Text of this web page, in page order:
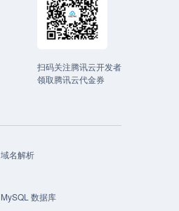
扫码关注腾讯云开发者
领取腾讯云代金券
域名解析
MySQL 数据库